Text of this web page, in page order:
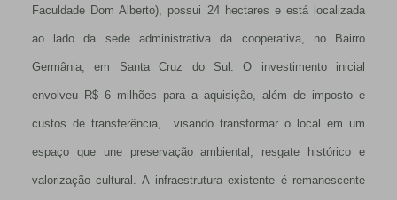
Faculdade Dom Alberto), possui 24 hectares e está localizada
ao lado da sede administrativa da cooperativa, no Bairro
Germânia, em Santa Cruz do Sul. O investimento inicial
envolveu R$ 6 milhões para a aquisição, além de imposto e
custos de transferência, visando transformar o local em um
espaço que une preservação ambiental, resgate histórico e
valorização cultural. A infraestrutura existente é remanescente